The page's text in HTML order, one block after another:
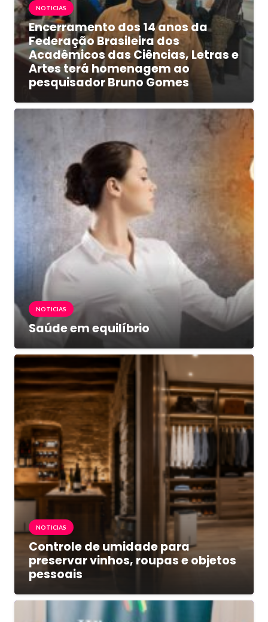
NOTICIAS
Encerramento dos 14 anos da
Federação Brasileira dos
Acadêmicos das Ciências, Letras e
Artes terá homenagem ao
pesquisador Bruno Gomes
NOTICIAS
Saúde em equilíbrio
NOTICIAS
Controle de umidade para
preservar vinhos, roupas e objetos
pessoais